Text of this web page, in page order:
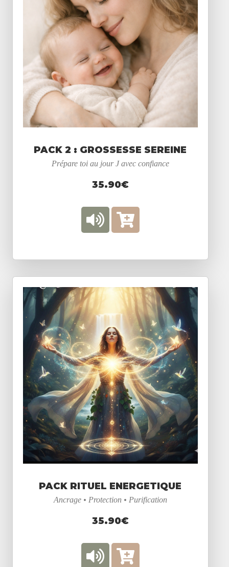
PACK 2 : GROSSESSE SEREINE
Prépare toi au jour J avec confiance
35.90€
PACK RITUEL ENERGETIQUE
Ancrage • Protection • Purification
35.90€